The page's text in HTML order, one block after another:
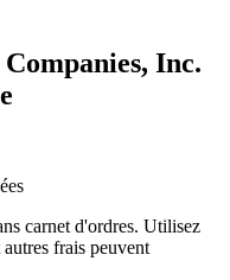
Inc.
carnet d'ordres. Utilisez
frais peuvent